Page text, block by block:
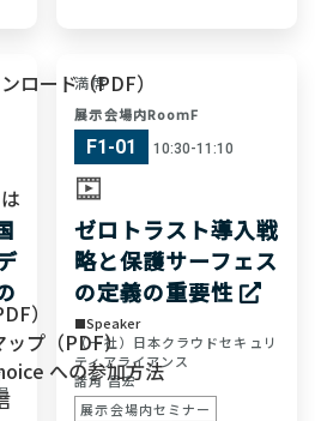
ロード（PDF）
）
ップ（PDF）
への参加方法
満席
展示会場内RoomF
F1-01 10:30-11:10
ゼロトラスト導入戦
略と保護サーフェス
の定義の重要性
Speaker
（一社）日本クラウドセキュリ
ティアライアンス
諸角 昌宏
展示会場内セミナー